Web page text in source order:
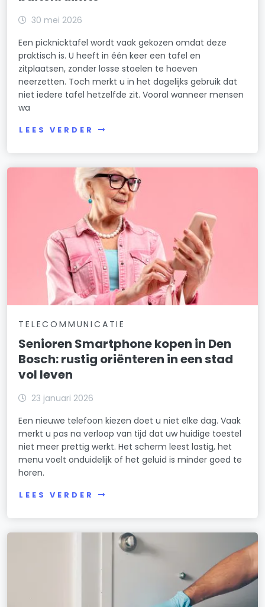
30 mei 2026
Een picknicktafel wordt vaak gekozen omdat deze
praktisch is. U heeft in één keer een tafel en
zitplaatsen, zonder losse stoelen te hoeven
neerzetten. Toch merkt u in het dagelijks gebruik dat
niet iedere tafel hetzelfde zit. Vooral wanneer mensen
wa
LEES VERDER
TELECOMMUNICATIE
Senioren Smartphone kopen in Den
Bosch: rustig oriënteren in een stad
vol leven
23 januari 2026
Een nieuwe telefoon kiezen doet u niet elke dag. Vaak
merkt u pas na verloop van tijd dat uw huidige toestel
niet meer prettig werkt. Het scherm leest lastig, het
menu voelt onduidelijk of het geluid is minder goed te
horen.
LEES VERDER